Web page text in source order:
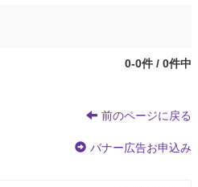
0-0件 / 0件中
前のページに戻る
バナー広告お申込み